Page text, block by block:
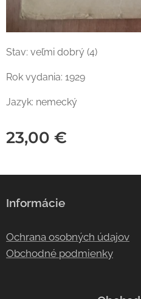
Stav: veľmi dobrý (4)
Rok vydania: 1929
Jazyk: nemecký
23,00 €
Informácie
Ochrana osobných údajov
Obchodné podmienky